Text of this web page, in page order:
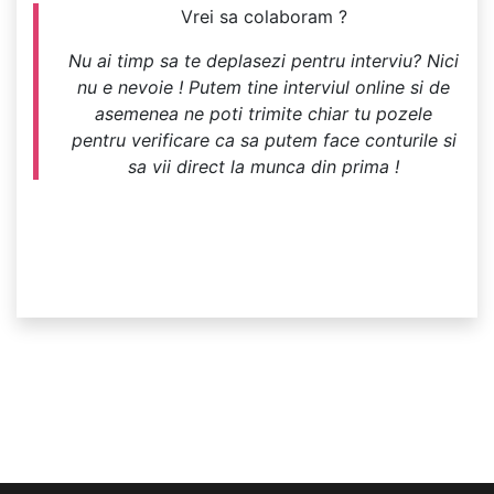
Vrei sa colaboram ?
Nu ai timp sa te deplasezi pentru interviu? Nici
nu e nevoie ! Putem tine interviul online si de
asemenea ne poti trimite chiar tu pozele
pentru verificare ca sa putem face conturile si
sa vii direct la munca din prima !